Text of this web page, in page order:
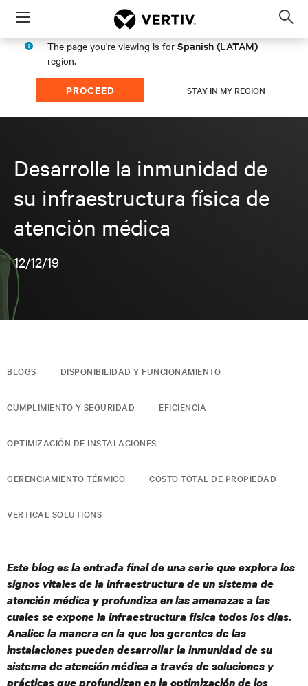
Menu
The page you're viewing is for Spanish (LATAM)
region.
PROCEED STAY IN MY REGION
Desarrolle la inmunidad de
su infraestructura física de
atención médica
12/12/19
BLOGS DISPONIBILIDAD Y FUNCIONAMIENTO
CUMPLIMIENTO Y SEGURIDAD EFICIENCIA
OPTIMIZACIÓN DE INSTALACIONES
GERENCIAMIENTO TÉRMICO COSTO TOTAL DE PROPIEDAD
VERTICAL SOLUTIONS
Este blog es la entrada final de una serie que explora los
signos vitales de la infraestructura de un sistema de
atención médica y profundiza en las amenazas a las
cuales se expone la infraestructura física todos los días.
Analice la manera en la que los gerentes de las
instalaciones pueden desarrollar la inmunidad de su
sistema de atención médica a través de soluciones y
prácticas que profundizan en la optimización de los